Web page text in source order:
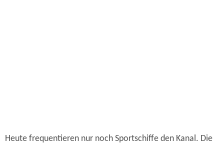
Heute frequentieren nur noch Sportschiffe den Kanal. Die